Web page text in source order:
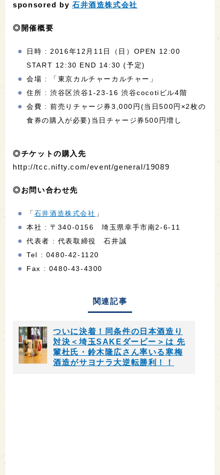
sponsored by石井酒造株式会社
◎開催概要
日時 : 2016年12月11日（日）OPEN 12:00
START 12:30 END 14:30 (予定)
会場 : 「東京カルチャーカルチャー」
住所 : 渋谷区渋谷1-23-16 渋谷cocotiビル4階
会費 : 前売りチャージ券3,000円(当日500円×2枚の
食券の購入が必要)当日チャージ券500円増し
◎チケットの購入先
http://tcc.nifty.com/event/general/19089
◎お問い合わせ先
「 石井酒造株式会社 」
本社 : 〒340-0156 埼玉県幸手市南2-6-11
代表者 : 代表取締役 石井誠
Tel : 0480-42-1120
Fax : 0480-43-4300
関連記事
ついに決着！同条件の日本酒造り
対決＜埼玉SAKEダービー＞は 先
輩杜氏・鈴木隆広さん率いる寒梅
酒造がサヨナラ大逆転勝利！！